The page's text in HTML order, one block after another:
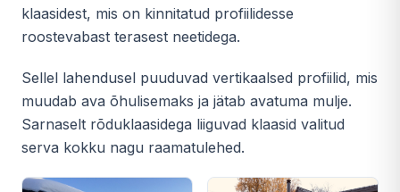
klaasidest, mis on kinnitatud profiilidesse
roostevabast terasest neetidega.
Sellel lahendusel puuduvad vertikaalsed profiilid, mis
muudab ava õhulisemaks ja jätab avatuma mulje.
Sarnaselt rõduklaasidega liiguvad klaasid valitud
serva kokku nagu raamatulehed.